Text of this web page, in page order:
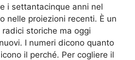
i settantacinque anni nel
nelle proiezioni recenti. È un
storiche ma oggi
I numeri dicono quanto
il perché. Per cogliere il